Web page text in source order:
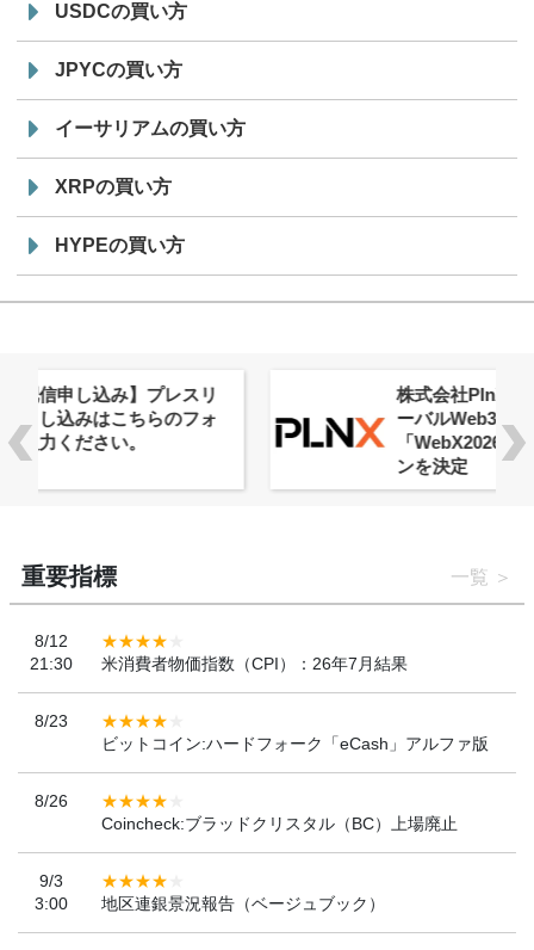
USDCの買い方
JPYCの買い方
イーサリアムの買い方
XRPの買い方
HYPEの買い方
株式会社PlnX、アジア最大級のグロ
ーバルWeb3カンファレンス
「WebX2026」とのコラボレーショ
重要指標 一覧
8/12
21:30
米消費者物価指数（CPI）：26年7月結果
8/23
ビットコイン:ハードフォーク「eCash」アルファ版
8/26
Coincheck:ブラッドクリスタル（BC）上場廃止
9/3
3:00
地区連銀景況報告（ベージュブック）